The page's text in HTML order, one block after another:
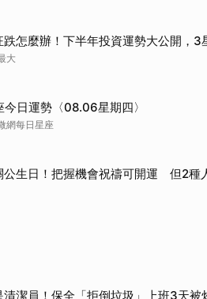
跌怎麼辦！下半年投資運勢大公開，
大
今日運勢〈08.06星期四〉
網每日星座
公生日！把握機會祝禱可開運 但2種
清潔員！保全「拒倒垃圾」上班3天